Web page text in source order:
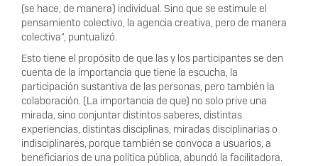
(se hace, de manera) individual. Sino que se estimule el
pensamiento colectivo, la agencia creativa, pero de manera
colectiva”, puntualizó.
Esto tiene el propósito de que las y los participantes se den
cuenta de la importancia que tiene la escucha, la
participación sustantiva de las personas, pero también la
colaboración. (La importancia de que) no solo prive una
mirada, sino conjuntar distintos saberes, distintas
experiencias, distintas disciplinas, miradas disciplinarias o
indisciplinares, porque también se convoca a usuarios, a
beneficiarios de una política pública, abundó la facilitadora.